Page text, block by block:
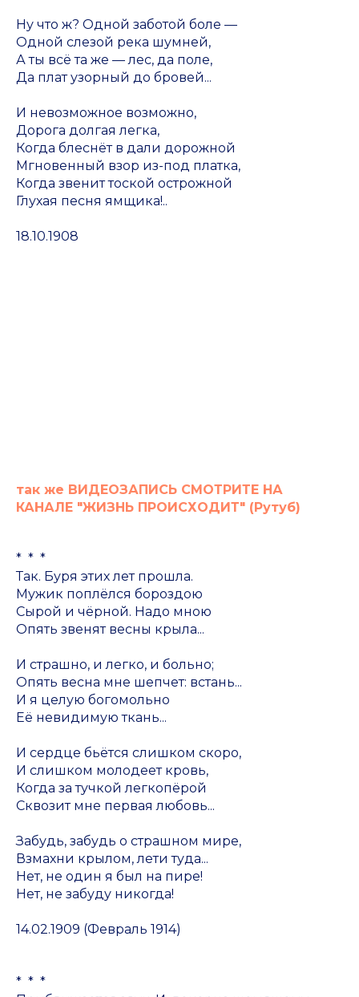
Ну что ж? Одной заботой боле —
Одной слезой река шумней,
А ты всё та же — лес, да поле,
Да плат узорный до бровей...
И невозможное возможно,
Дорога долгая легка,
Когда блеснёт в дали дорожной
Мгновенный взор из-под платка,
Когда звенит тоской острожной
Глухая песня ямщика!..
18.10.1908
так же ВИДЕОЗАПИСЬ СМОТРИТЕ НА
КАНАЛЕ "ЖИЗНЬ ПРОИСХОДИТ" (Рутуб)
* * *
Так. Буря этих лет прошла.
Мужик поплёлся бороздою
Сырой и чёрной. Надо мною
Опять звенят весны крыла...
И страшно, и легко, и больно;
Опять весна мне шепчет: встань...
И я целую богомольно
Её невидимую ткань...
И сердце бьётся слишком скоро,
И слишком молодеет кровь,
Когда за тучкой легкопёрой
Сквозит мне первая любовь...
Забудь, забудь о страшном мире,
Взмахни крылом, лети туда...
Нет, не один я был на пире!
Нет, не забуду никогда!
14.02.1909 (Февраль 1914)
* * *